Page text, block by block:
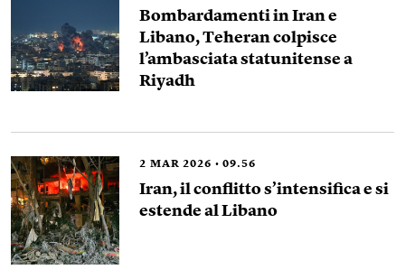
Bombardamenti in Iran e
Libano, Teheran colpisce
l’ambasciata statunitense a
Riyadh
2 MAR 2026 09.56
Iran, il conflitto s’intensifica e si
estende al Libano